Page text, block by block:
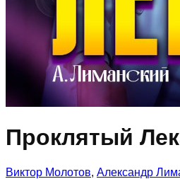
Проклятый
Виктор Молотов, Александр